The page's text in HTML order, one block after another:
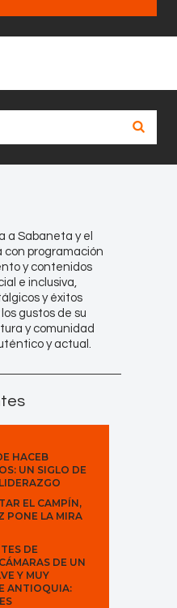
a Sabaneta y el
con programación
y contenidos
e inclusiva,
y éxitos
gustos de su
y comunidad
y actual.
HACEB
UN SIGLO DE
EL CAMPÍN,
PONE LA MIRA
DE
DE UN
Y MUY
ANTIOQUIA: